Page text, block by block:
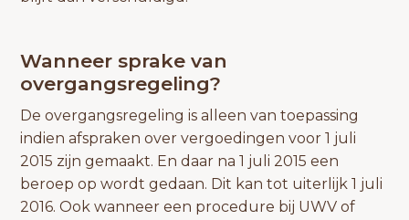
Wanneer sprake van
overgangsregeling?
De overgangsregeling is alleen van toepassing
indien afspraken over vergoedingen voor 1 juli
2015 zijn gemaakt. En daar na 1 juli 2015 een
beroep op wordt gedaan. Dit kan tot uiterlijk 1 juli
2016. Ook wanneer een procedure bij UWV of